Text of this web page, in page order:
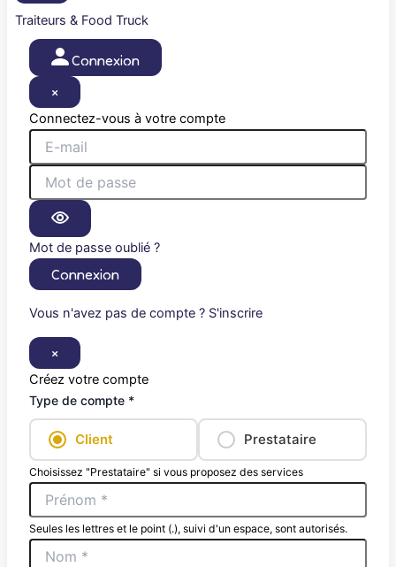
Traiteurs & Food Truck
Connexion
×
Connectez-vous à votre compte
Mot de passe oublié ?
Connexion
Vous n'avez pas de compte ? S'inscrire
×
Créez votre compte
Type de compte *
Client Prestataire
Choisissez "Prestataire" si vous proposez des services
Seules les lettres et le point (.), suivi d'un espace, sont autorisés.